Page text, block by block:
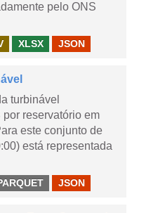
pelo ONS
XLSX JSON
turbinável
reservatório em
este conjunto de
está representada
JSON